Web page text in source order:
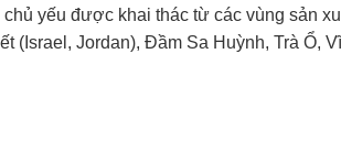
yếu được khai thác từ các vùng sản
(Israel, Jordan), Đầm Sa Huỳnh, Trà Ổ,